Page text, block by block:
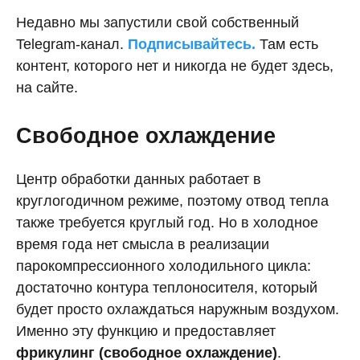
Недавно мы запустили свой собственный
Telegram-канал. Подписывайтесь. Там есть
контент, которого нет и никогда не будет здесь,
на сайте.
Свободное охлаждение
Центр обработки данных работает в
круглогодичном режиме, поэтому отвод тепла
также требуется круглый год. Но в холодное
время года нет смысла в реализации
парокомпрессионного холодильного цикла:
достаточно контура теплоносителя, который
будет просто охлаждаться наружным воздухом.
Именно эту функцию и предоставляет
фрикулинг (свободное охлаждение).